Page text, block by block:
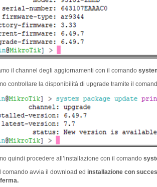
il channel degli aggiornamenti con il comando
controllare la disponibilità di upgrade tramite il
quindi procedere all’installazione con il comando
comando avvia il download ed installazione con